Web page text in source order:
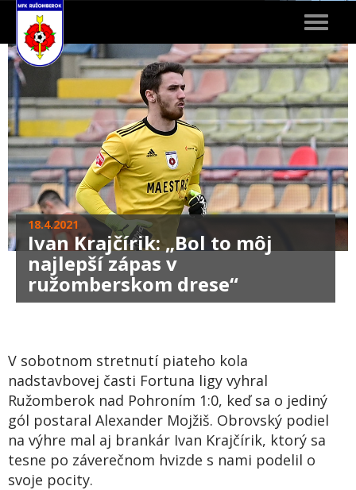
Toggle
18.4.2021
Ivan Krajčírik: „Bol to môj
najlepší zápas v
ružomberskom drese“
V sobotnom stretnutí piateho kola
nadstavbovej časti Fortuna ligy vyhral
Ružomberok nad Pohroním 1:0, keď sa o jediný
gól postaral Alexander Mojžiš. Obrovský podiel
na výhre mal aj brankár Ivan Krajčírik, ktorý sa
tesne po záverečnom hvizde s nami podelil o
svoje pocity.